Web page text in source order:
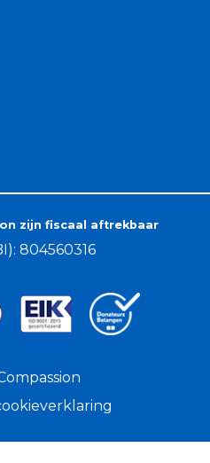
zijn fiscaal aftrekbaar
804560316